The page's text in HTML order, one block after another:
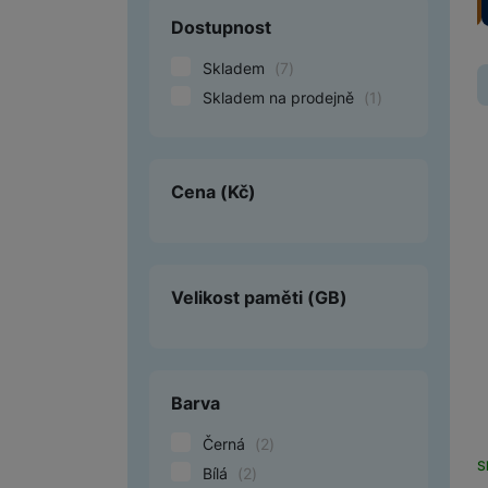
Dárkové poukázky iSpace
Dostupnost
Skladem (7)
Skladem na prodejně
(1 )
Cena (Kč)
Velikost paměti (GB)
Barva
Černá (2)
Bílá
(2)